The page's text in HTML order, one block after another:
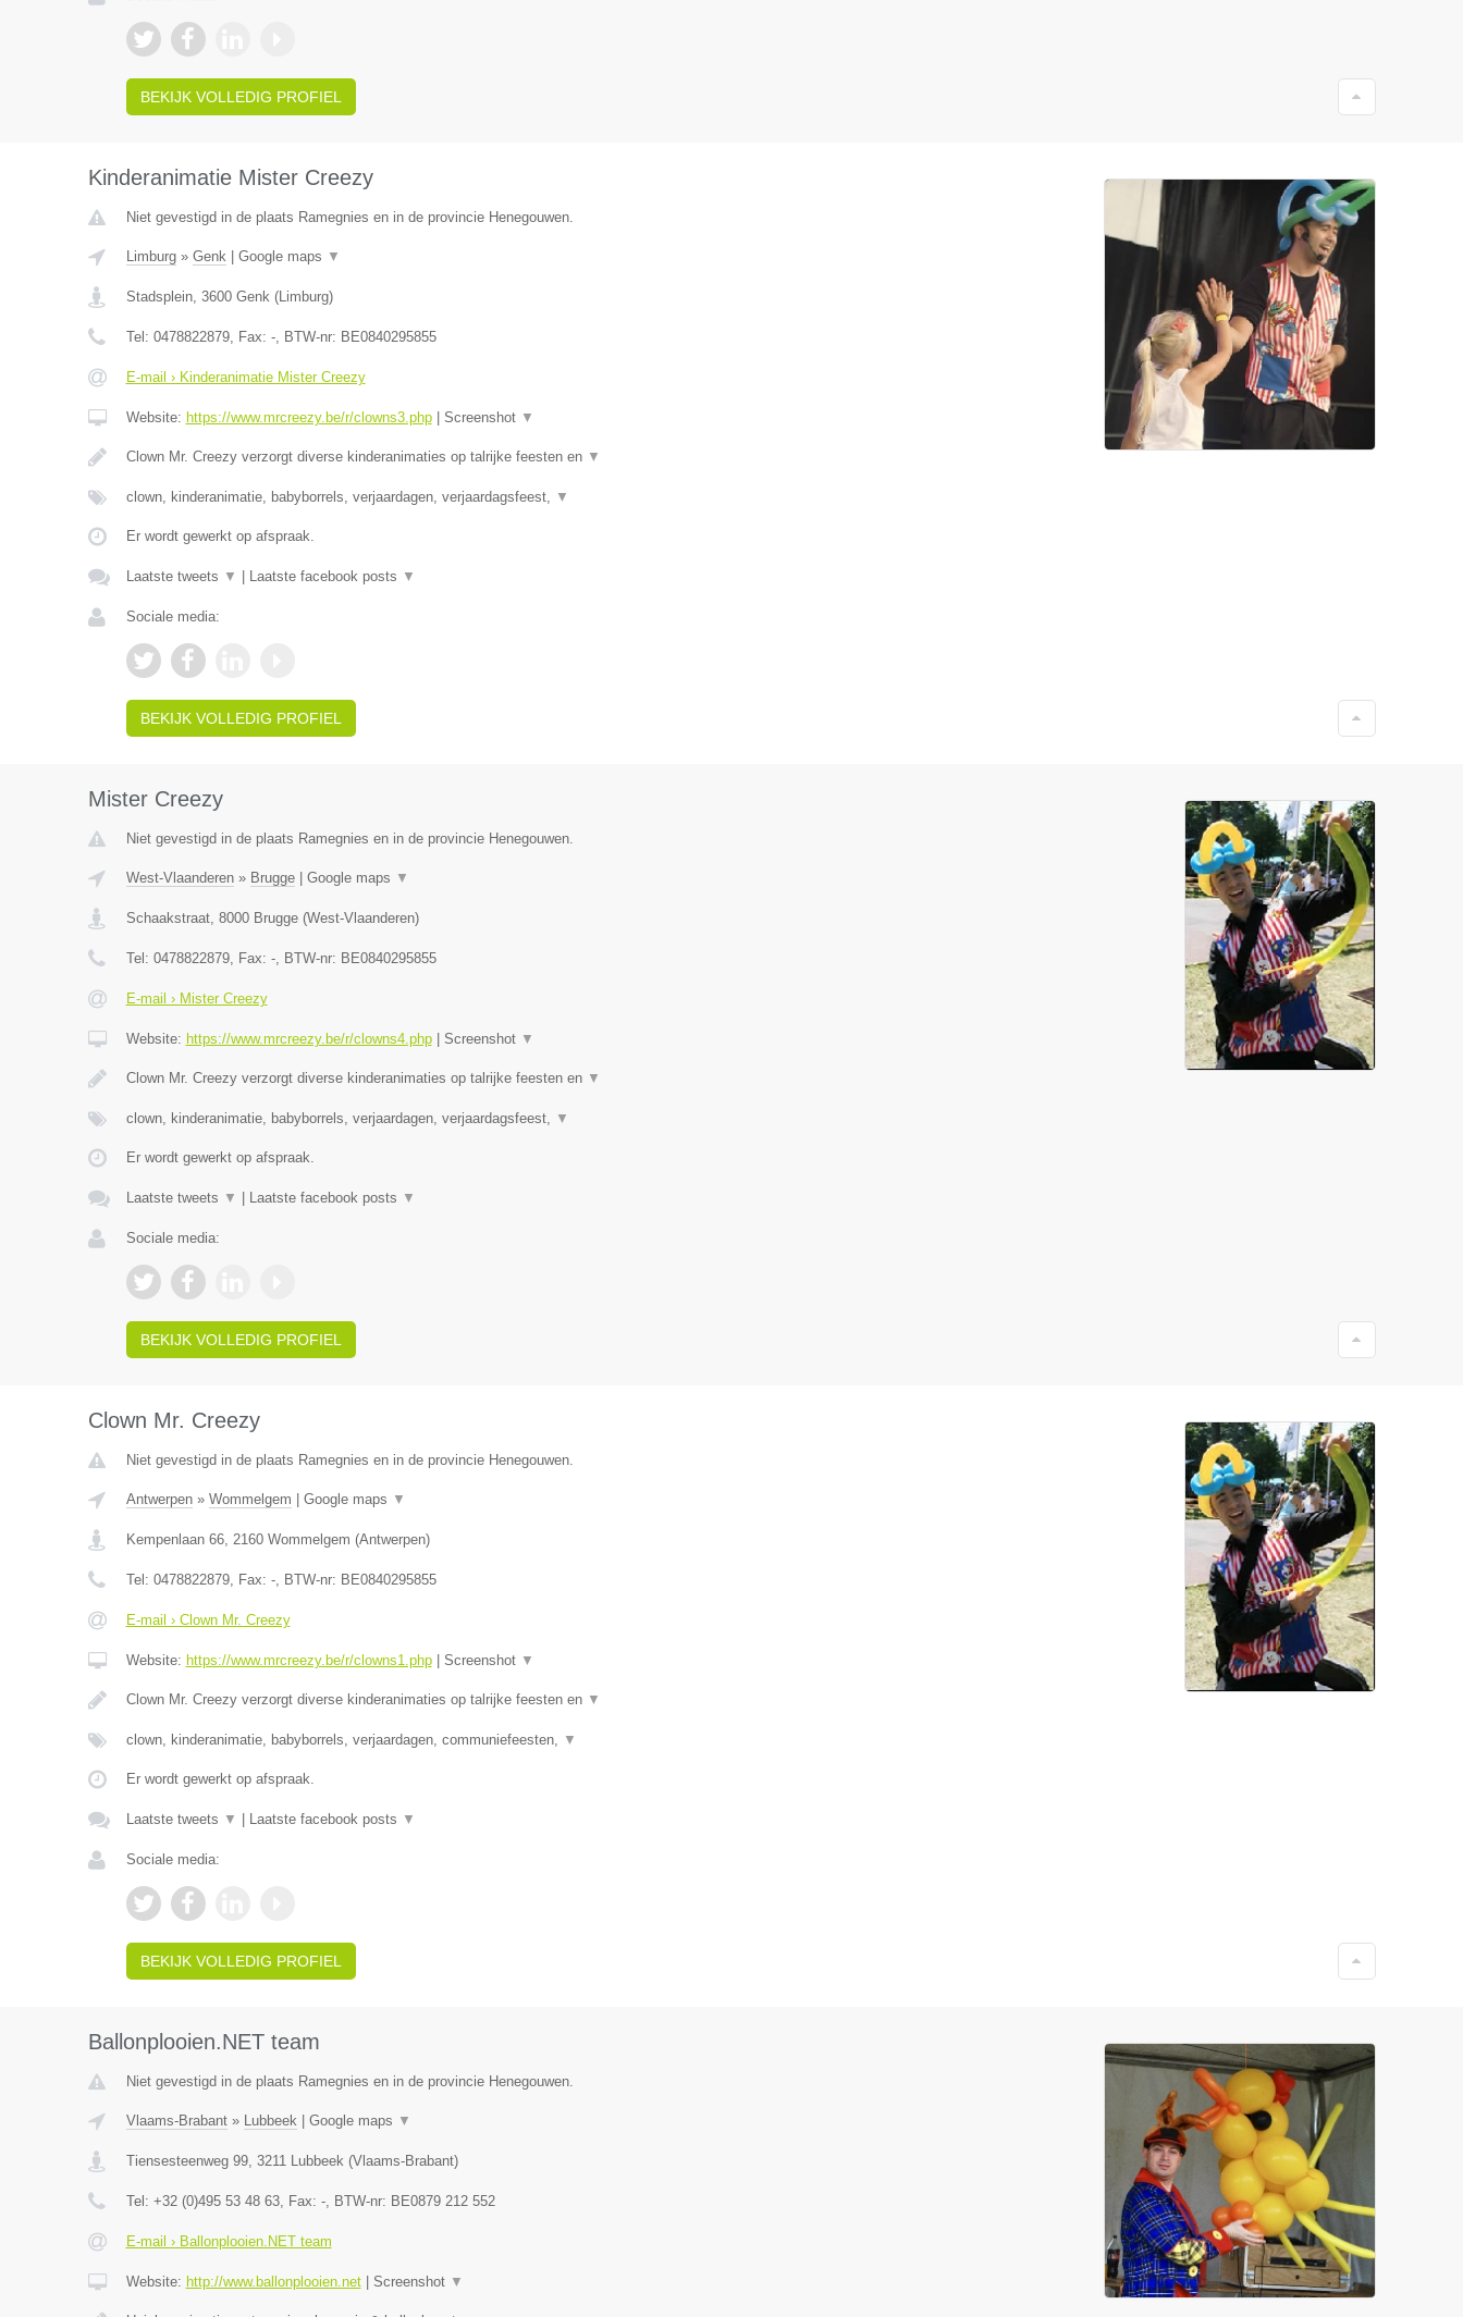
BEKIJK VOLLEDIG PROFIEL
Kinderanimatie Mister Creezy
Niet gevestigd in de plaats Ramegnies en in de provincie Henegouwen.
Limburg» Genk| Google maps ▼
Stadsplein, 3600 Genk(Limburg)
Tel: 0478822879, Fax: -, BTW-nr: BE0840295855
E-mail › Kinderanimatie Mister Creezy
Website: https://www.mrcreezy.be/r/clowns3.php| Screenshot ▼
Clown Mr. Creezy verzorgt diverse kinderanimaties op talrijke feesten en ▼
clown, kinderanimatie, babyborrels, verjaardagen, verjaardagsfeest, ▼
Er wordt gewerkt op afspraak.
Laatste tweets ▼ Laatste facebook posts ▼
Sociale media:
BEKIJK VOLLEDIG PROFIEL
Mister Creezy
Niet gevestigd in de plaats Ramegnies en in de provincie Henegouwen.
West-Vlaanderen» Brugge| Google maps ▼
Schaakstraat, 8000 Brugge(West-Vlaanderen)
Tel: 0478822879, Fax: -, BTW-nr: BE0840295855
E-mail › Mister Creezy
Website: https://www.mrcreezy.be/r/clowns4.php| Screenshot ▼
Clown Mr. Creezy verzorgt diverse kinderanimaties op talrijke feesten en ▼
clown, kinderanimatie, babyborrels, verjaardagen, verjaardagsfeest, ▼
Er wordt gewerkt op afspraak.
Laatste tweets ▼ Laatste facebook posts ▼
Sociale media:
BEKIJK VOLLEDIG PROFIEL
Clown Mr. Creezy
Niet gevestigd in de plaats Ramegnies en in de provincie Henegouwen.
Antwerpen» Wommelgem Google maps ▼
Kempenlaan 66, 2160 Wommelgem (Antwerpen)
Tel: 0478822879, Fax: -, BTW-nr: BE0840295855
E-mail › Clown Mr. Creezy
Website: https://www.mrcreezy.be/r/clowns1.php| Screenshot ▼
Clown Mr. Creezy verzorgt diverse kinderanimaties op talrijke feesten en ▼
clown, kinderanimatie, babyborrels, verjaardagen, communiefeesten, ▼
Er wordt gewerkt op afspraak.
Laatste tweets ▼ Laatste facebook posts ▼
Sociale media:
BEKIJK VOLLEDIG PROFIEL
Ballonplooien.NET team
Niet gevestigd in de plaats Ramegnies en in de provincie Henegouwen.
Vlaams-Brabant» Lubbeek| Google maps ▼
Tiensesteenweg 99, 3211 Lubbeek(Vlaams-Brabant)
Tel: +32 (0)495 53 48 63, Fax: -, BTW-nr: BE0879 212 552
E-mail › Ballonplooien.NET team
Website: http://www.ballonplooien.net| Screenshot ▼